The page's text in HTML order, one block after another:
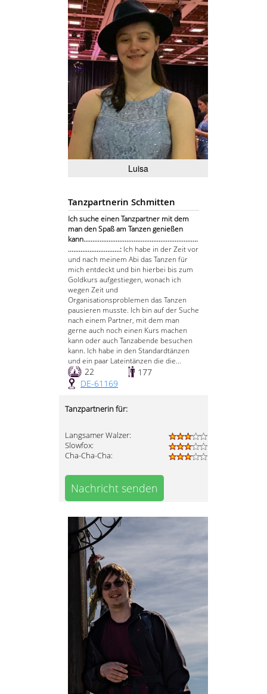
Luisa
Tanzpartnerin Schmitten
Ich suche einen Tanzpartner mit dem
man den Spaß am Tanzen genießen
kann................................................................
.............................: Ich habe in der Zeit vor
und nach meinem Abi das Tanzen für
mich entdeckt und bin hierbei bis zum
Goldkurs aufgestiegen, wonach ich
wegen Zeit und
Organisationsproblemen das Tanzen
pausieren musste. Ich bin auf der Suche
nach einem Partner, mit dem man
gerne auch noch einen Kurs machen
kann oder auch Tanzabende besuchen
kann. Ich habe in den Standardtänzen
und ein paar Lateintänzen die die...
22
177
DE-61169
Tanzpartnerin für:
Langsamer Walzer:
Slowfox:
Cha-Cha-Cha:
Nachricht senden